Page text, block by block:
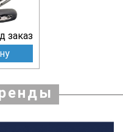
заказ